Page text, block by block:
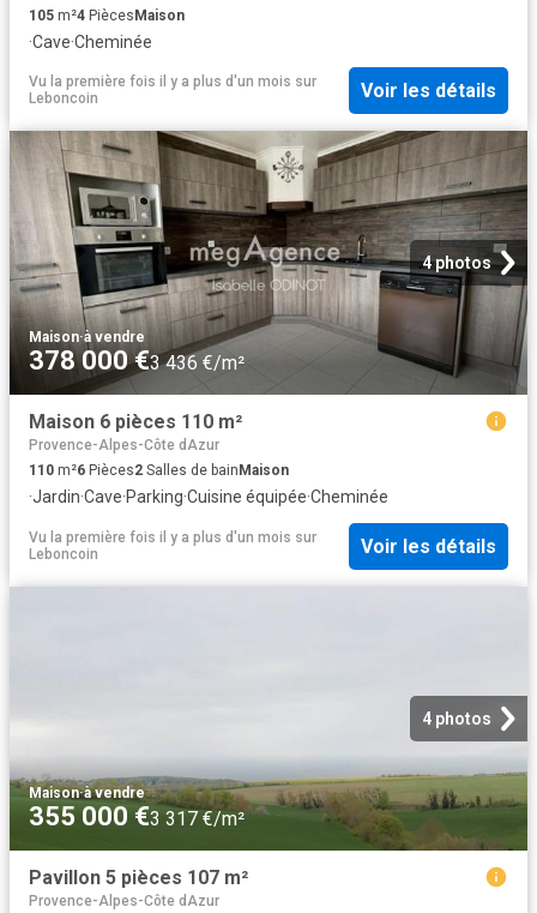
105 m²4 PiècesMaison
·Cave·Cheminée
Vu la première fois il y a plus d'un mois sur
Leboncoin
Voir les détails
4 photos
Maison·à vendre
378 000 €3 436 €/m²
Maison 6 pièces 110 m²
Provence-Alpes-Côte dAzur
110 m²6 Pièces2 Salles de bain Maison
·Jardin·Cave·Parking·Cuisine équipée·Cheminée
Vu la première fois il y a plus d'un mois sur
Leboncoin
Voir les détails
4 photos
Maison·à vendre
355 000 €3 317 €/m²
Pavillon 5 pièces 107 m²
Provence-Alpes-Côte dAzur